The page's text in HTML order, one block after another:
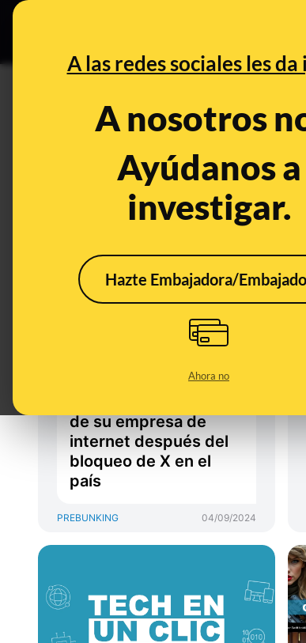
A las redes sociales les da
A nosotros
Ayúdanos a
investigar.
Hazte Embajadora/
Ahora no
Qué está pasando con
la publicidad de
de su empresa de
internet después del
bloqueo de X en el
país
PREBUNKING 04/09/2024